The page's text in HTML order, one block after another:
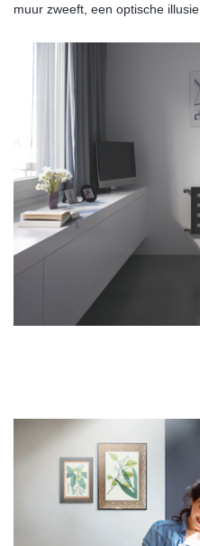
muur zweeft, een optische illusie.